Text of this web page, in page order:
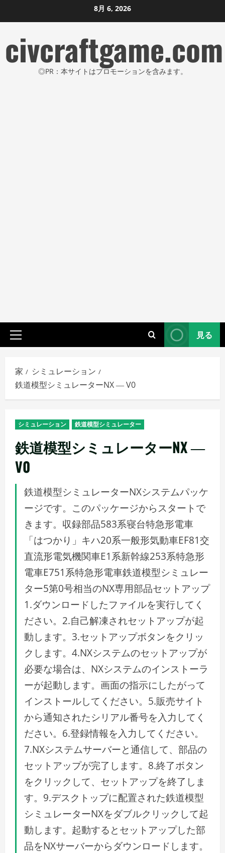
ン
ン
ツ
8月 6, 2026
civcraftgame.com
◎PR：本サイトはプロモーションを含みます。
プ
イ
マ
リ
メ
ュ
ー
見る
家
シミュレーション
鉄道模型シミュレーターNX ― V0
シミュレーション 鉄道模型シミュレーター
鉄道模型シミュレーターNX ―
V0
鉄道模型シミュレーターNXシステムパッケ
ージです。このパッケージからスタートで
きます。収録部品583系寝台特急形電車
「はつかり」キハ20系一般形気動車EF81交
直流形電気機関車E1系新幹線253系特急形
電車E751系特急形電車鉄道模型シミュレー
ター5第0号相当のNX専用部品セットアップ
1.ダウンロードしたファイルを実行してく
ださい。2.自己解凍されセットアップが起
動します。3.セットアップボタンをクリッ
クします。4.NXシステムのセットアップが
必要な場合は、NXシステムのインストーラ
ーが起動します。画面の指示にしたがって
インストールしてください。5.販売サイト
から通知されたシリアル番号を入力してく
ださい。6.登録情報を入力してください。
7.NXシステムサーバーと通信して、部品の
セットアップが完了します。8.終了ボタン
をクリックして、セットアップを終了しま
す。9.デスクトップに配置された鉄道模型
シミュレーターNXをダブルクリックして起
動します。起動するとセットアップした部
品をNXサーバーからダウンロードします。